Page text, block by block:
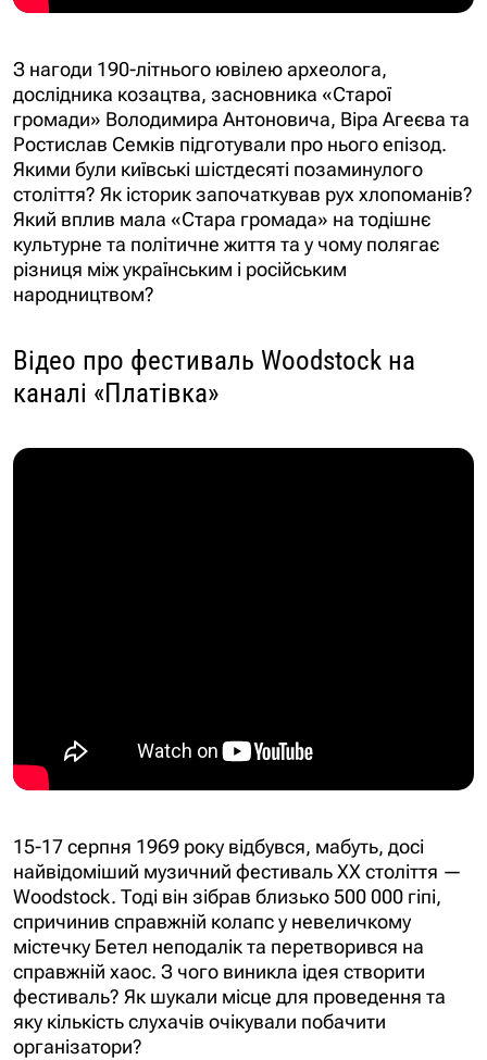
З нагоди 190-літнього ювілею археолога,
дослідника козацтва, засновника «Старої
громади» Володимира Антоновича, Віра Агеєва та
Ростислав Семків підготували про нього епізод.
Якими були київські шістдесяті позаминулого
століття? Як історик започаткував рух хлопоманів?
Який вплив мала «Стара громада» на тодішнє
культурне та політичне життя та у чому полягає
різниця між українським і російським
народництвом?
Відео про фестиваль Woodstock на
каналі «Платівка»
15-17 серпня 1969 року відбувся, мабуть, досі
найвідоміший музичний фестиваль XX століття —
Woodstock. Тоді він зібрав близько 500 000 гіпі,
спричинив справжній колапс у невеличкому
містечку Бетел неподалік та перетворився на
справжній хаос. З чого виникла ідея створити
фестиваль? Як шукали місце для проведення та
яку кількість слухачів очікували побачити
організатори?